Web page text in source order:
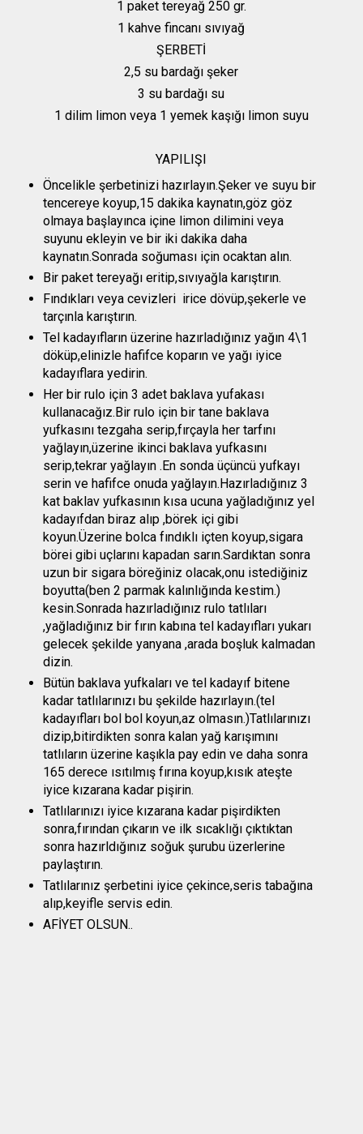
1 paket tereyağ 250 gr.
1 kahve fincanı sıvıyağ
ŞERBETİ
2,5 su bardağı şeker
3 su bardağı su
1 dilim limon veya 1 yemek kaşığı limon suyu
YAPILIŞI
Öncelikle şerbetinizi hazırlayın.Şeker ve suyu bir
tencereye koyup,15 dakika kaynatın,göz göz
olmaya başlayınca içine limon dilimini veya
suyunu ekleyin ve bir iki dakika daha
kaynatın.Sonrada soğuması için ocaktan alın.
Bir paket tereyağı eritip,sıvıyağla karıştırın.
Fındıkları veya cevizleri irice dövüp,şekerle ve
tarçınla karıştırın.
Tel kadayıfların üzerine hazırladığınız yağın 4\1
döküp,elinizle hafifce koparın ve yağı iyice
kadayıflara yedirin.
Her bir rulo için 3 adet baklava yufakası
kullanacağız.Bir rulo için bir tane baklava
yufkasını tezgaha serip,fırçayla her tarfını
yağlayın,üzerine ikinci baklava yufkasını
serip,tekrar yağlayın .En sonda üçüncü yufkayı
serin ve hafifce onuda yağlayın.Hazırladığınız 3
kat baklav yufkasının kısa ucuna yağladığınız yel
kadayıfdan biraz alıp ,börek içi gibi
koyun.Üzerine bolca fındıklı içten koyup,sigara
börei gibi uçlarını kapadan sarın.Sardıktan sonra
uzun bir sigara böreğiniz olacak,onu istediğiniz
boyutta(ben 2 parmak kalınlığında kestim.)
kesin.Sonrada hazırladığınız rulo tatlıları
,yağladığınız bir fırın kabına tel kadayıfları yukarı
gelecek şekilde yanyana ,arada boşluk kalmadan
dizin.
Bütün baklava yufkaları ve tel kadayıf bitene
kadar tatlılarınızı bu şekilde hazırlayın.(tel
kadayıfları bol bol koyun,az olmasın.)Tatlılarınızı
dizip,bitirdikten sonra kalan yağ karışımını
tatlıların üzerine kaşıkla pay edin ve daha sonra
165 derece ısıtılmış fırına koyup,kısık ateşte
iyice kızarana kadar pişirin.
Tatlılarınızı iyice kızarana kadar pişirdikten
sonra,fırından çıkarın ve ilk sıcaklığı çıktıktan
sonra hazırldığınız soğuk şurubu üzerlerine
paylaştırın.
Tatlılarınız şerbetini iyice çekince,seris tabağına
alıp,keyifle servis edin.
AFİYET OLSUN..